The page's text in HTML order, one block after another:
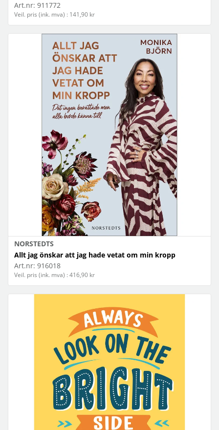
Art.nr: 911772
Veil. pris (ink. mva) : 141,90 kr
NORSTEDTS
Allt jag önskar att jag hade vetat om min kropp
Art.nr: 916018
Veil. pris (ink. mva) : 416,90 kr